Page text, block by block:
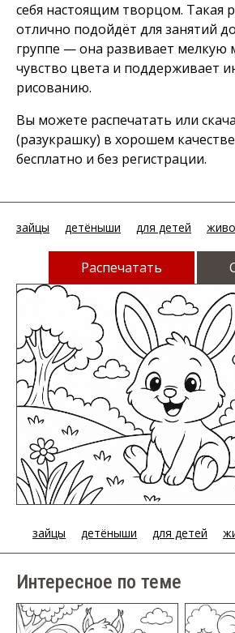
себя настоящим творцом. Такая
отлично подойдёт для занятий
группе — она развивает мелкую
чувство цвета и поддерживает
рисованию.
Вы можете распечатать или
(разукрашку) в хорошем
бесплатно и без регистрации.
зайцы детёныши для детей
Распечатать
зайцы детёныши для детей
Интересное по теме